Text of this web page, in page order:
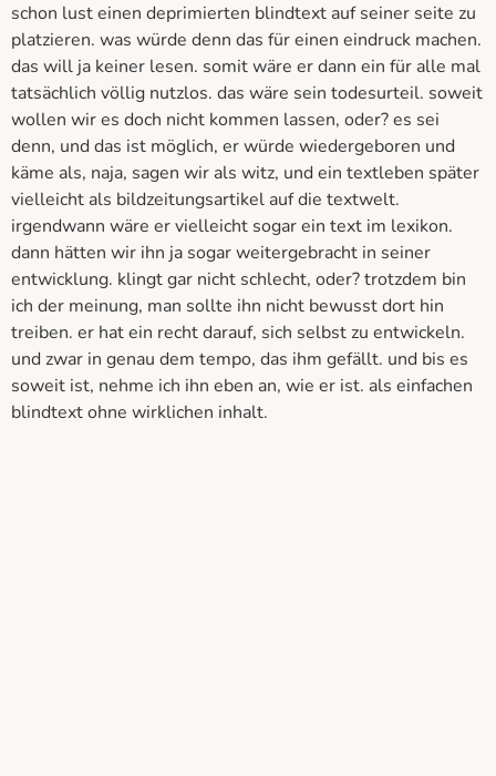
schon lust einen deprimierten blindtext auf seiner seite zu
platzieren. was würde denn das für einen eindruck machen.
das will ja keiner lesen. somit wäre er dann ein für alle mal
tatsächlich völlig nutzlos. das wäre sein todesurteil. soweit
wollen wir es doch nicht kommen lassen, oder? es sei
denn, und das ist möglich, er würde wiedergeboren und
käme als, naja, sagen wir als witz, und ein textleben später
vielleicht als bildzeitungsartikel auf die textwelt.
irgendwann wäre er vielleicht sogar ein text im lexikon.
dann hätten wir ihn ja sogar weitergebracht in seiner
entwicklung. klingt gar nicht schlecht, oder? trotzdem bin
ich der meinung, man sollte ihn nicht bewusst dort hin
treiben. er hat ein recht darauf, sich selbst zu entwickeln.
und zwar in genau dem tempo, das ihm gefällt. und bis es
soweit ist, nehme ich ihn eben an, wie er ist. als einfachen
blindtext ohne wirklichen inhalt.